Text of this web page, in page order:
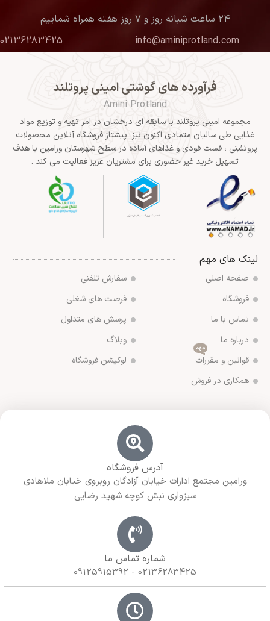
۲۴ ساعت شبانه روز و ۷ روز هفته همراه شماییم
info@aminiprotland.com
02136283425
فرآورده های گوشتی امینی پروتلند
Amini Protland
مجموعه امینی پروتلند با سابقه ای درخشان در امر تهیه و توزیع مواد
غذایی طی سالیان متمادی اکنون نیز پیشتاز فروشگاه آنلاین محصولات
پروتئینی ، فست فودی و غذاهای آماده در سطح شهرستان ورامین با هدف
تسهیل خرید غیر حضوری برای مشتریان عزیز فعالیت می کند .
لینک های مهم
صفحه اصلی
فروشگاه
تماس با ما
درباره ما
قوانین و مقررات
مهم
همکاری در فروش
سفارش تلفنی
فرصت های شغلی
پرسش های متداول
وبلاگ
لوکیشن فروشگاه
آدرس فروشگاه
ورامین مجتمع ادارات خیابان آزادگان روبروی خیابان ملاهادی
سبزواری نبش کوچه شهید رضایی
شماره تماس ما
02136283425 - 09125915392